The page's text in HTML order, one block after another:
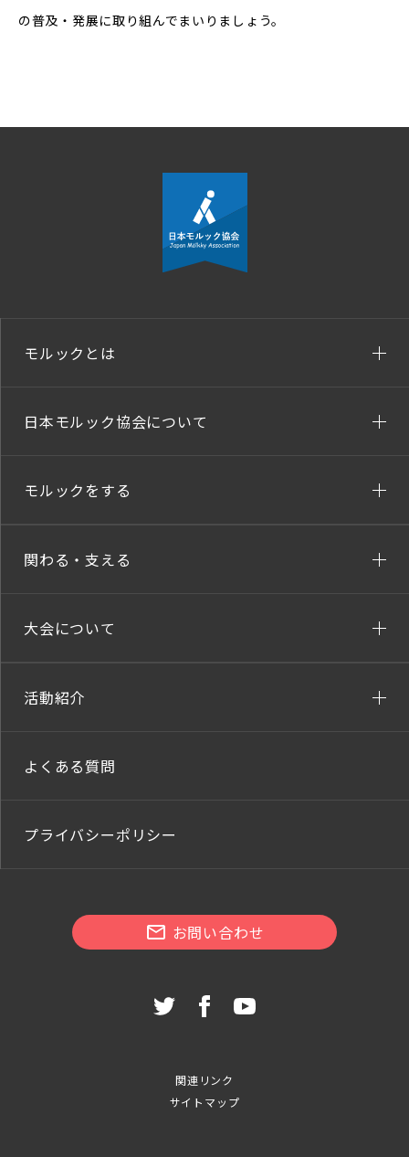
の普及・発展に取り組んでまいりましょう。
モルックとは
日本モルック協会について
モルックをする
関わる・支える
大会について
活動紹介
よくある質問
プライバシーポリシー
お問い合わせ
関連リンク
サイトマップ